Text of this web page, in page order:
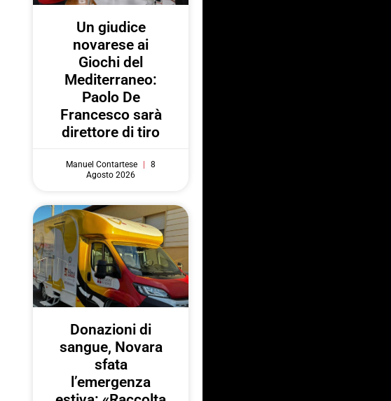
Un giudice
novarese ai
Giochi del
Mediterraneo:
Paolo De
Francesco sarà
direttore di tiro
Manuel Contartese
8
Agosto 2026
Donazioni di
sangue, Novara
sfata
l’emergenza